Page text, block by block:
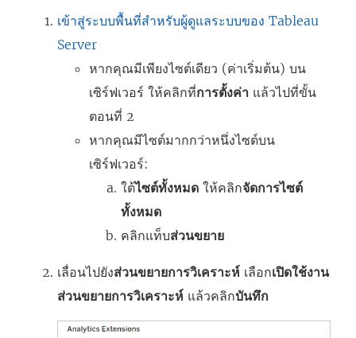
เข้าสู่ระบบพื้นที่สำหรับผู้ดูแลระบบของ Tableau
Server
หากคุณมีเพียงไซต์เดียว (ค่าเริ่มต้น) บน
เซิร์ฟเวอร์ ให้คลิกที่การตั้งค่า แล้วไปที่ขั้น
ตอนที่ 2
หากคุณมีไซต์มากกว่าหนึ่งไซต์บน
เซิร์ฟเวอร์:
ใต้ไซต์ทั้งหมด ให้คลิกจัดการไซต์
ทั้งหมด
คลิกแท็บส่วนขยาย
เลื่อนไปยังส่วนขยายการวิเคราะห์ เลือกเปิดใช้งาน
ส่วนขยายการวิเคราะห์ แล้วคลิกบันทึก